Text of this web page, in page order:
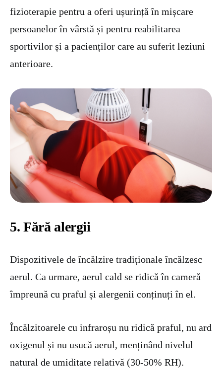
fizioterapie pentru a oferi ușurință în mișcare
persoanelor în vârstă și pentru reabilitarea
sportivilor și a pacienților care au suferit leziuni
anterioare.
5. Fără alergii
Dispozitivele de încălzire tradiționale încălzesc
aerul. Ca urmare, aerul cald se ridică în cameră
împreună cu praful și alergenii conținuți în el.
Încălzitoarele cu infraroșu nu ridică praful, nu ard
oxigenul și nu usucă aerul, menținând nivelul
natural de umiditate relativă (30-50% RH).